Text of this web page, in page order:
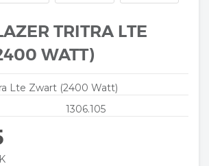
TRITRA LTE
WATT)
Lte Zwart (2400 Watt)
1306.105